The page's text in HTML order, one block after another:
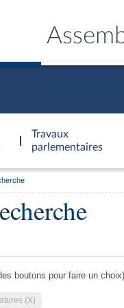
Travaux
parlementaires
boutons pour faire un choix)
(X)